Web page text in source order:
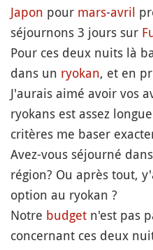
Japon pour mars-avril
séjournons 3 jours sur
Pour ces deux nuits là
dans un ryokan, et en
J'aurais aimé avoir vos
ryokans est assez
critères me baser
Avez-vous séjourné
région? Ou après tout,
option au ryokan ?
Notre budget n'est pas
concernant ces deux